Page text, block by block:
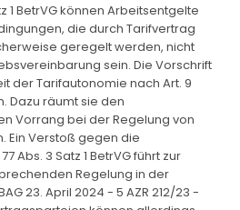
1 BetrVG können Arbeitsentgelte
die durch Tarifvertrag
geregelt werden, nicht
sein. Die Vorschrift
der Tarifautonomie nach Art. 9
Dazu räumt sie den
Vorrang bei der Regelung von
Ein Verstoß gegen die
Abs. 3 Satz 1 BetrVG führt zur
Regelung in der
23. April 2024 - 5 AZR 212/23 -